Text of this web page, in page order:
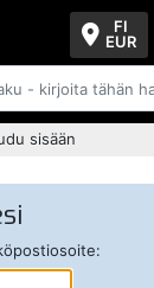
FI
EUR
sisään